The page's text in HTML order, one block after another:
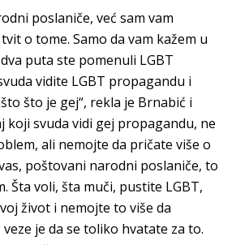
poslaniče, već sam vam
o tome. Samo da vam kažem u
puta ste pomenuli LGBT
vidite LGBT propagandu i
što je gej“, rekla je Brnabić i
koji svuda vidi gej propagandu, ne
ali nemojte da pričate više o
poštovani narodni poslaniče, to
Šta voli, šta muči, pustite LGBT,
život i nemojte to više da
je da se toliko hvatate za to.